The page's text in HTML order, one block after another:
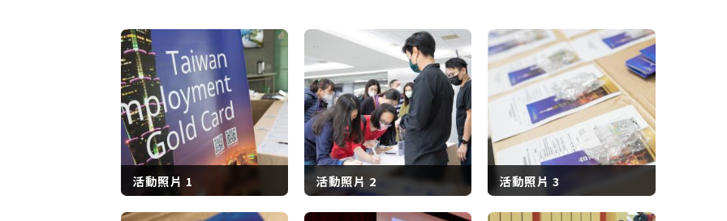
<!-- This text will never be seen -->
活動照片 1 活動照片 2 活動照片 3